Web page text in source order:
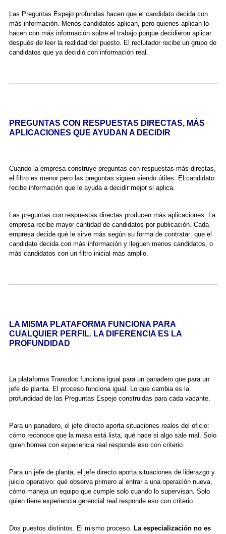
Las Preguntas Espejo profundas hacen que el candidato decida con
más información. Menos candidatos aplican, pero quienes aplican lo
hacen con más información sobre el trabajo porque decidieron aplicar
después de leer la realidad del puesto. El reclutador recibe un grupo de
candidatos que ya decidió con información real.
PREGUNTAS CON RESPUESTAS DIRECTAS, MÁS
APLICACIONES QUE AYUDAN A DECIDIR
Cuando la empresa construye preguntas con respuestas más directas,
el filtro es menor pero las preguntas siguen siendo útiles. El candidato
recibe información que le ayuda a decidir mejor si aplica.
Las preguntas con respuestas directas producen más aplicaciones. La
empresa recibe mayor cantidad de candidatos por publicación. Cada
empresa decide qué le sirve más según su forma de contratar: que el
candidato decida con más información y lleguen menos candidatos, o
más candidatos con un filtro inicial más amplio.
LA MISMA PLATAFORMA FUNCIONA PARA
CUALQUIER PERFIL. LA DIFERENCIA ES LA
PROFUNDIDAD
La plataforma Transdoc funciona igual para un panadero que para un
jefe de planta. El proceso funciona igual. Lo que cambia es la
profundidad de las Preguntas Espejoconstruidas para cada vacante.
Para un panadero, el jefe directo aporta situaciones reales del oficio:
cómo reconoce que la masa está lista, qué hace si algo sale mal. Solo
quien hornea con experiencia real responde eso con criterio.
Para un jefe de planta, el jefe directo aporta situaciones de liderazgo y
juicio operativo: qué observa primero al entrar a una operación nueva,
cómo maneja un equipo que cumple solo cuando lo supervisan. Solo
quien tiene experiencia gerencial real responde eso con criterio.
Dos puestos distintos. El mismo proceso. La especialización no es